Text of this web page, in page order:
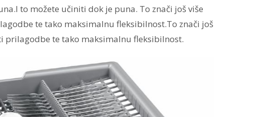
to možete učiniti dok je puna. To znači još više
te tako maksimalnu fleksibilnost.To znači još
prilagodbe te tako maksimalnu fleksibilnost.